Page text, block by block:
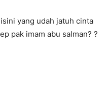
yang udah jatuh cinta
pak imam abu salman? ?